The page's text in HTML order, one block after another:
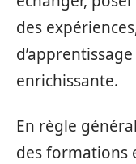
des
enrichissante.
En règle
des formations